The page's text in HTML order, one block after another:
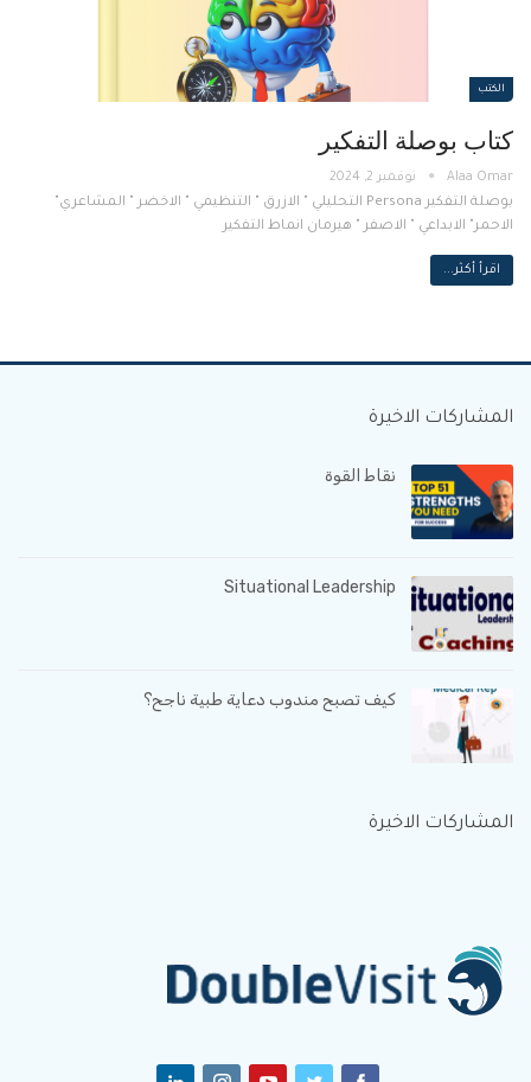
الكتب
كتاب بوصلة التفكير
نوفمبر 2, 2024
بوصلة التفكير Persona التحليلي " الازرق " التنظيمي " الاخضر " المشاعري"
الاحمر" الابداعي " الاصفر " هيرمان انماط التفكير
اقرأ أكثر...
المشاركات الاخيرة
نقاط القوة
Situational Leadership
كيف تصبح مندوب دعاية طبية ناجح؟
المشاركات الاخيرة